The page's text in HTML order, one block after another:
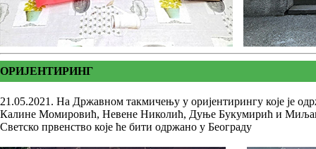
ОРИЈЕНТИРИНГ
21.05.2021. На Државном такмичењу у оријентирингу које је
Калине Момировић, Невене Николић, Дуње Букумирић и
Светско првенство које ће бити одржано у Београду